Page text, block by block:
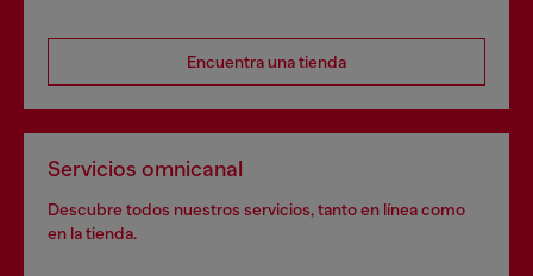
Encuentra una tienda
Servicios omnicanal
Descubre todos nuestros servicios, tanto en línea como
en la tienda.